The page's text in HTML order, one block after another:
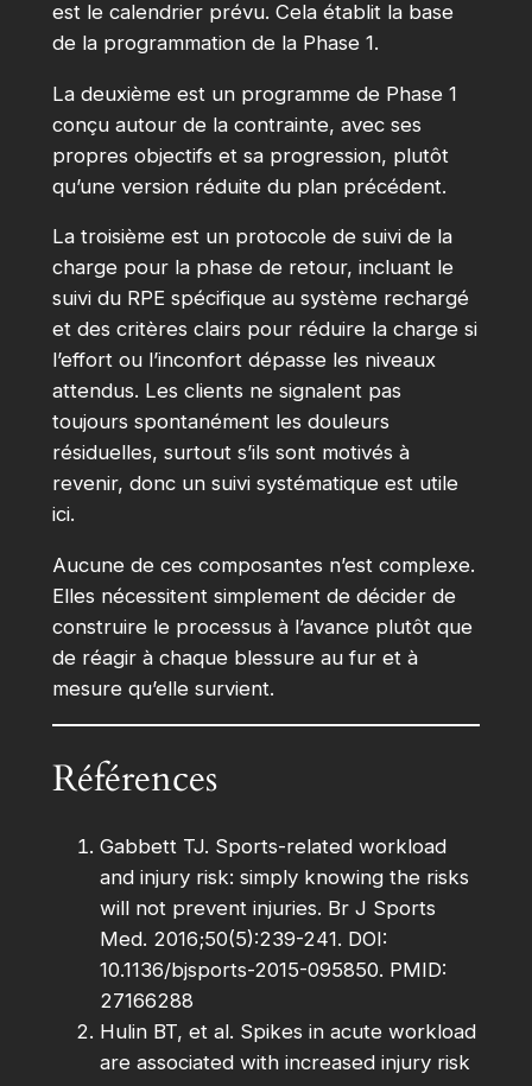
est le calendrier prévu. Cela établit la base
de la programmation de la Phase 1.
La deuxième est un programme de Phase 1
conçu autour de la contrainte, avec ses
propres objectifs et sa progression, plutôt
qu’une version réduite du plan précédent.
La troisième est un protocole de suivi de la
charge pour la phase de retour, incluant le
suivi du RPE spécifique au système rechargé
et des critères clairs pour réduire la charge si
l’effort ou l’inconfort dépasse les niveaux
attendus. Les clients ne signalent pas
toujours spontanément les douleurs
résiduelles, surtout s’ils sont motivés à
revenir, donc un suivi systématique est utile
ici.
Aucune de ces composantes n’est complexe.
Elles nécessitent simplement de décider de
construire le processus à l’avance plutôt que
de réagir à chaque blessure au fur et à
mesure qu’elle survient.
Références
Gabbett TJ. Sports-related workload
and injury risk: simply knowing the risks
will not prevent injuries. Br J Sports
Med. 2016;50(5):239-241. DOI:
10.1136/bjsports-2015-095850. PMID:
27166288
Hulin BT, et al. Spikes in acute workload
are associated with increased injury risk